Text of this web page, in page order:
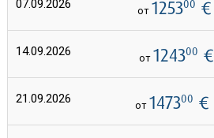
07.09.2026 от 125300 €
14.09.2026 от 124300 €
21.09.2026 от 147300 €